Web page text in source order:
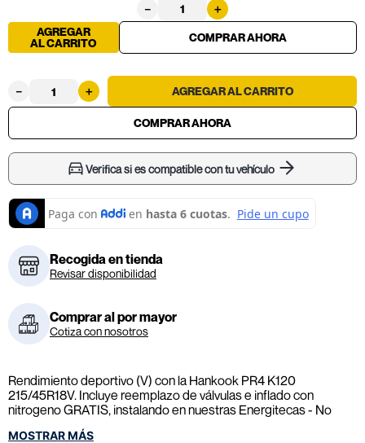
＋
－
AGREGAR
AL CARRITO
＋
－
Verifica si es compatible con tu vehículo
Recogida en tienda
Revisar disponibilidad
Comprar al por mayor
Cotiza con nosotros
Rendimiento deportivo (V) con la Hankook PR4 K120
215/45R18V. Incluye reemplazo de válvulas e inflado con
nitrogeno GRATIS, instalando en nuestras Energitecas - No
incluye Rin, ni elementos adicionales.
MOSTRAR MÁS